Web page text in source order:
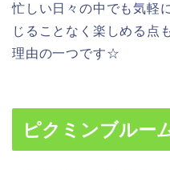
忙しい日々の中でも気軽
じることなく楽しめる点
理由の一つです☆
ピクミンブルー